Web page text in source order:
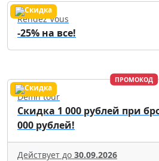
Rendez Vous
-25% на все!
ПРОМОКОД
Delfin tour
Скидка 1 000 рублей при
000 рублей!
Действует до 30.09.2026